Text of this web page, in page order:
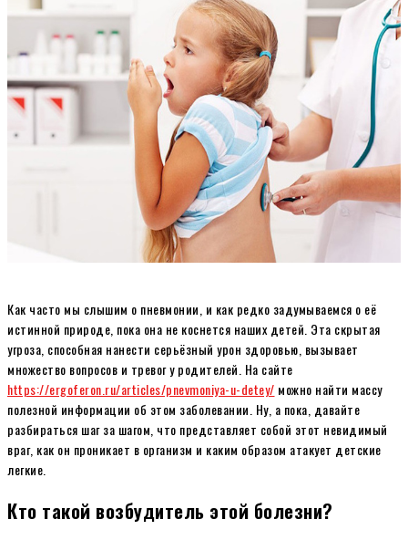
Как часто мы слышим о пневмонии, и как редко задумываемся о её
истинной природе, пока она не коснется наших детей. Эта скрытая
угроза, способная нанести серьёзный урон здоровью, вызывает
множество вопросов и тревог у родителей. На сайте
https://ergoferon.ru/articles/pnevmoniya-u-detey/ можно найти массу
полезной информации об этом заболевании. Ну, а пока, давайте
разбираться шаг за шагом, что представляет собой этот невидимый
враг, как он проникает в организм и каким образом атакует детские
легкие.
Кто такой возбудитель этой болезни?